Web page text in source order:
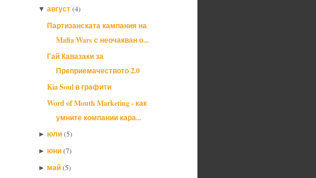
▼ август(4)
Партизанската кампания на
Mafia Wars с неочакван о...
Гай Кавазаки за
Преприемачеството 2.0
Kia Soul в графити
Word of Mouth Marketing - как
умните компании кара...
► юли(5)
► юни(7)
► май(5)